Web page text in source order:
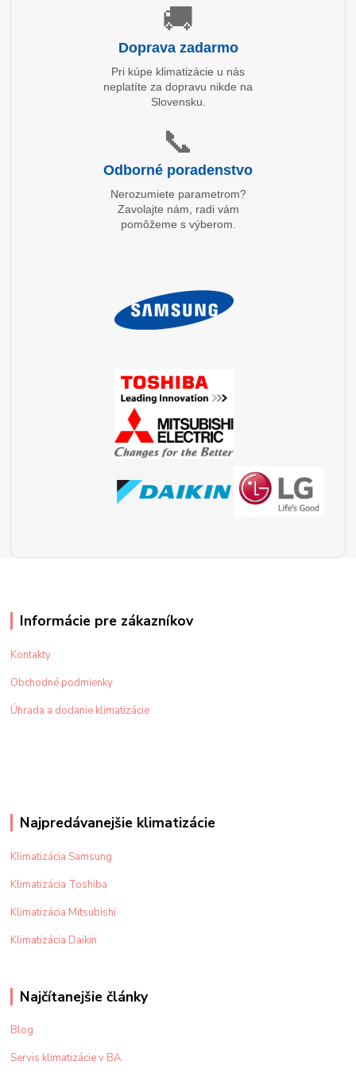
🚚
Doprava zadarmo
Pri kúpe klimatizácie u nás
neplatíte za dopravu nikde na
Slovensku.
📞
Odborné poradenstvo
Nerozumiete parametrom?
Zavolajte nám, radi vám
pomôžeme s výberom.
Informácie pre zákazníkov
Kontakty
Obchodné podmienky
Úhrada a dodanie klimatizácie
Najpredávanejšie klimatizácie
Klimatizácia Samsung
Klimatizácia Toshiba
Klimatizácia Mitsubishi
Klimatizácia Daikin
Najčítanejšie články
Blog
Servis klimatizácie v BA